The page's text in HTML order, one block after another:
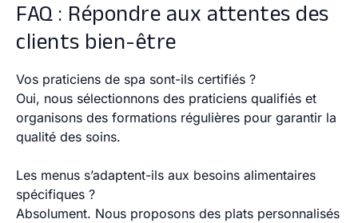
FAQ : Répondre aux attentes des
clients bien-être
Vos praticiens de spa sont-ils certifiés ?
Oui, nous sélectionnons des praticiens qualifiés et
organisons des formations régulières pour garantir la
qualité des soins.
Les menus s’adaptent-ils aux besoins alimentaires
spécifiques ?
Absolument. Nous proposons des plats personnalisés